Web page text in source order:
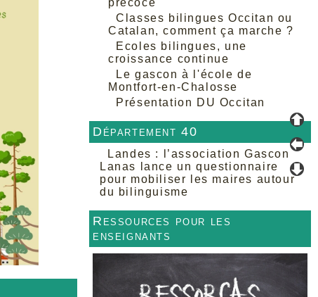
précoce
Classes bilingues Occitan ou
Catalan, comment ça marche ?
Ecoles bilingues, une
croissance continue
Le gascon à l'école de
Montfort-en-Chalosse
Présentation DU Occitan
Département 40
Landes : l’association Gascon
Lanas lance un questionnaire
pour mobiliser les maires autour
du bilinguisme
Ressources pour les
enseignants